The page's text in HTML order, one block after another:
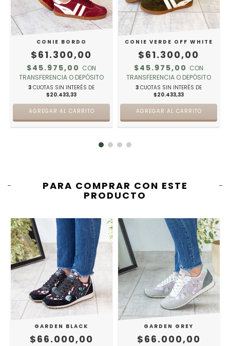
CONIE BORDO
$61.300,00
$45.975,00 CON
TRANSFERENCIA O DEPÓSITO
3 CUOTAS SIN INTERÉS DE
$20.433,33
AGREGAR AL CARRITO
CONIE VERDE OFF WHITE
$61.300,00
$45.975,00 CON
TRANSFERENCIA O DEPÓSITO
3 CUOTAS SIN INTERÉS DE
$20.433,33
AGREGAR AL CARRITO
PARA COMPRAR CON ESTE
PRODUCTO
GARDEN BLACK
$66.000,00
GARDEN GREY
$66.000,00